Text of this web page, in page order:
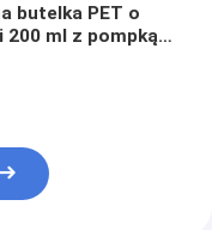
butelka PET o
200 ml z pompką